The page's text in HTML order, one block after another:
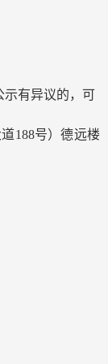
示有异议的，可
188号）德远楼